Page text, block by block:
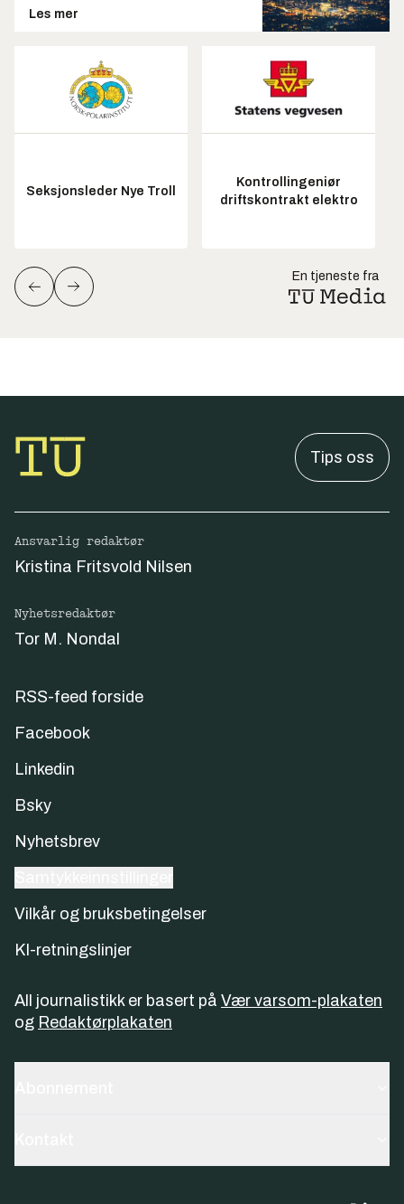
Les mer
Seksjonsleder Nye Troll
Kontrollingeniør
driftskontrakt elektro
En tjeneste fra
Tips oss
Ansvarlig redaktør
Kristina Fritsvold Nilsen
Nyhetsredaktør
Tor M. Nondal
RSS-feed forside
Facebook
Linkedin
Bsky
Nyhetsbrev
Vilkår og bruksbetingelser
KI-retningslinjer
All journalistikk er basert på Vær varsom-plakaten
og Redaktørplakaten